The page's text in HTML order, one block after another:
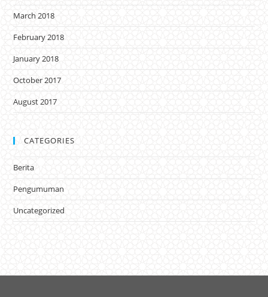
March 2018
February 2018
January 2018
October 2017
August 2017
CATEGORIES
Berita
Pengumuman
Uncategorized